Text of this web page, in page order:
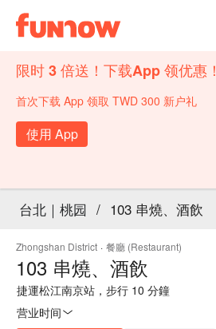
限时 3 倍送！下载App 领优惠！
首次下载 App 领取 TWD 300 新户礼
使用 App
台北｜桃园 / 103 串燒、酒飲
Zhongshan District · 餐廳 (Restaurant)
103 串燒、酒飲
捷運松江南京站，步行 10 分鐘
营业时间